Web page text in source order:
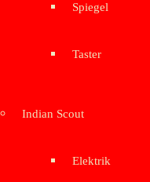
Spiegel
Taster
Indian Scout
Elektrik